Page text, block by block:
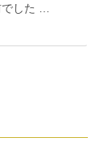
した …